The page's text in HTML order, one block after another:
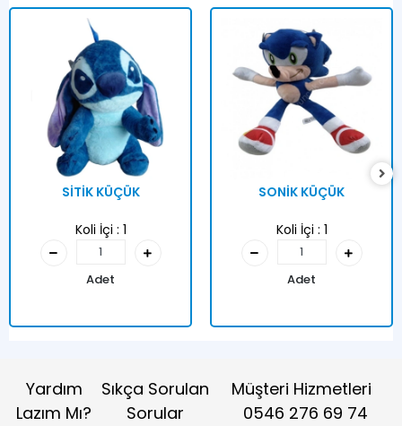
SİTİK KÜÇÜK
Koli İçi : 1
Adet
SONİK KÜÇÜK
Koli İçi : 1
Adet
Yardım
Lazım Mı?
Sıkça Sorulan
Sorular
Müşteri Hizmetleri
0546 276 69 74